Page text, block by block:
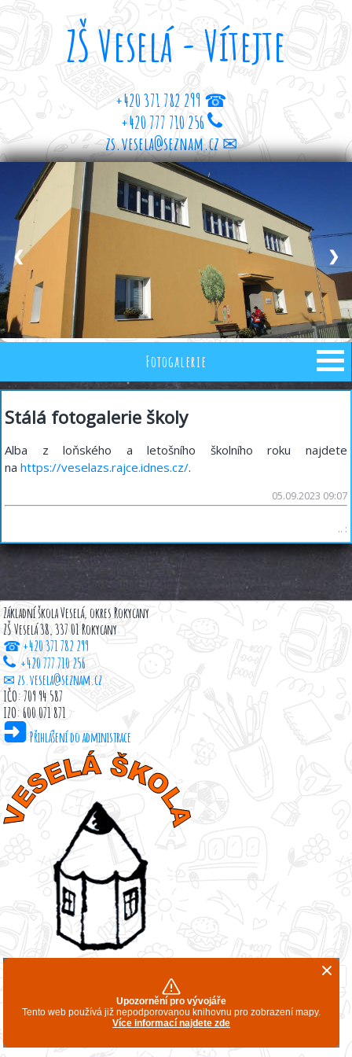
ZŠ Veselá - Vítejte
+420 371 782 299 ☎
+420 777 710 256
zs.vesela@seznam.cz ✉
❮ ❯
Fotogalerie
Stálá fotogalerie školy
Alba z loňského a letošního školního roku najdete
nahttps://veselazs.rajce.idnes.cz/.
05.09.2023 09:07
.. :
Základní škola Veselá, okres Rokycany
ZŠ Veselá 38, 337 01 Rokycany
☎ +420 371 782 299
+420 777 710 256
✉ zs.vesela@seznam.cz
IČO: 709 94 587
IZO: 600 071 871
Přihlášení do administrace